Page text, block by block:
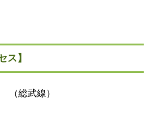
ス】
総武線）